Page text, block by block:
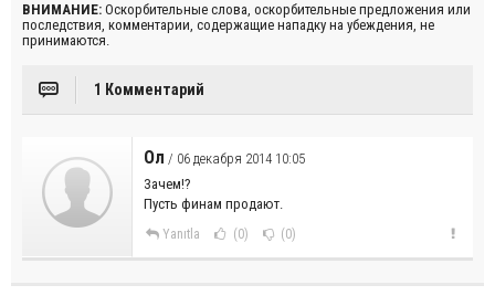
ВНИМАНИЕ: Оскорбительные слова, оскорбительные предложения или
последствия, комментарии, содержащие нападку на убеждения, не
принимаются.
1 Комментарий
Ол / 06 декабря 2014 10:05
Зачем!?
Пусть финам продают.
Yanıtla (0) (0)